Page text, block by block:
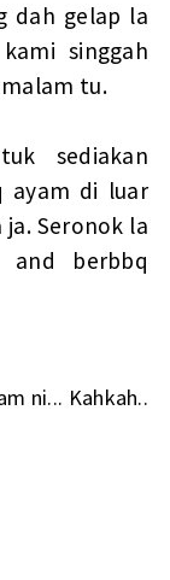
dah gelap la
singgah
tu.
sediakan
ayam di luar
Seronok la
and berbbq
ni... Kahkah..